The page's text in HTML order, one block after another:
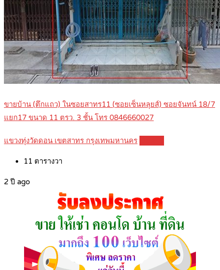
ขายบ้าน (ตึกแถว) ในซอยสาทร11 (ซอยเซ็นหลุยส์) ซอยจันทน์ 18/7
แยก17 ขนาด 11 ตรว. 3 ชั้น โทร 0846660027
แขวงทุ่งวัดดอน เขตสาทร กรุงเทพมหานคร
11 ตารางวา
2 ปี ago